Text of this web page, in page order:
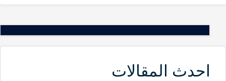
احدث المقالات